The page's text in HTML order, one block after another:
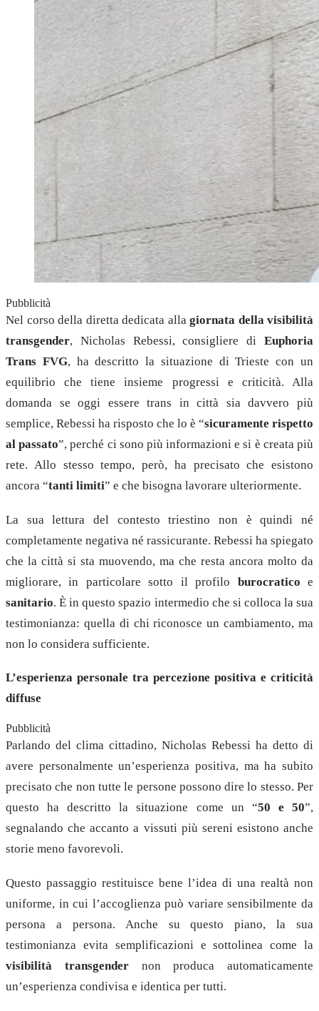
Pubblicità
Nel corso della diretta dedicata alla giornata della visibilità
transgender, Nicholas Rebessi, consigliere di Euphoria
Trans FVG, ha descritto la situazione di Trieste con un
equilibrio che tiene insieme progressi e criticità. Alla
domanda se oggi essere trans in città sia davvero più
semplice, Rebessi ha risposto che lo è “sicuramente rispetto
al passato”, perché ci sono più informazioni e si è creata più
rete. Allo stesso tempo, però, ha precisato che esistono
ancora “tanti limiti” e che bisogna lavorare ulteriormente.
La sua lettura del contesto triestino non è quindi né
completamente negativa né rassicurante. Rebessi ha spiegato
che la città si sta muovendo, ma che resta ancora molto da
migliorare, in particolare sotto il profilo burocratico e
sanitario. È in questo spazio intermedio che si colloca la sua
testimonianza: quella di chi riconosce un cambiamento, ma
non lo considera sufficiente.
L’esperienza personale tra percezione positiva e criticità
diffuse
Pubblicità
Parlando del clima cittadino, Nicholas Rebessi ha detto di
avere personalmente un’esperienza positiva, ma ha subito
precisato che non tutte le persone possono dire lo stesso. Per
questo ha descritto la situazione come un “50 e 50”,
segnalando che accanto a vissuti più sereni esistono anche
storie meno favorevoli.
Questo passaggio restituisce bene l’idea di una realtà non
uniforme, in cui l’accoglienza può variare sensibilmente da
persona a persona. Anche su questo piano, la sua
testimonianza evita semplificazioni e sottolinea come la
visibilità transgendernon produca automaticamente
un’esperienza condivisa e identica per tutti.